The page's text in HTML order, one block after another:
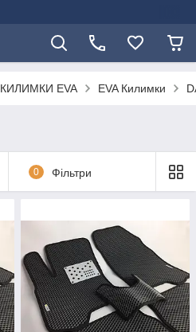
КИЛИМКИ EVA EVA Килимки
0 Фільтри